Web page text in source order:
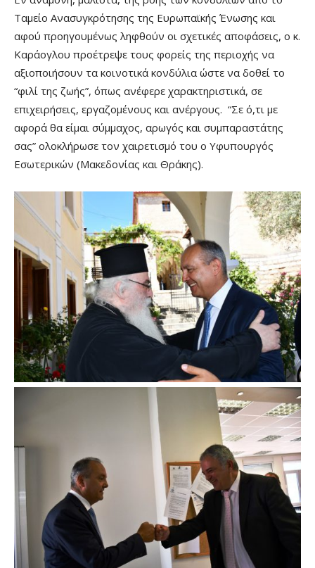
Ταμείο Ανασυγκρότησης της Ευρωπαϊκής Ένωσης και
αφού προηγουμένως ληφθούν οι σχετικές αποφάσεις, ο κ.
Καράογλου προέτρεψε τους φορείς της περιοχής να
αξιοποιήσουν τα κοινοτικά κονδύλια ώστε να δοθεί το
“φιλί της ζωής”, όπως ανέφερε χαρακτηριστικά, σε
επιχειρήσεις, εργαζομένους και ανέργους. “Σε ό,τι με
αφορά θα είμαι σύμμαχος, αρωγός και συμπαραστάτης
σας” ολοκλήρωσε τον χαιρετισμό του ο Υφυπουργός
Εσωτερικών (Μακεδονίας και Θράκης).